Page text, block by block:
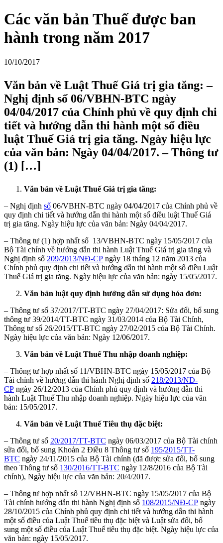
Các văn bản Thuế được ban
hành trong năm 2017
10/10/2017
Văn bản về Luật Thuế Giá trị gia tăng: –
Nghị định số 06/VBHN-BTC ngày
04/04/2017 của Chính phủ về quy định chi
tiết và hướng dẫn thi hành một số điều
luật Thuế Giá trị gia tăng. Ngày hiệu lực
của văn bản: Ngày 04/04/2017. – Thông tư
(1) […]
Văn bản về Luật Thuế Giá trị gia tăng:
– Nghị định số 06/VBHN-BTC ngày 04/04/2017 của Chính phủ về
quy định chi tiết và hướng dẫn thi hành một số điều luật Thuế Giá
trị gia tăng. Ngày hiệu lực của văn bản: Ngày 04/04/2017.
– Thông tư (1) hợp nhất số 13/VBHN-BTC ngày 15/05/2017 của
Bộ Tài chính về hướng dẫn thi hành Luật Thuế Giá trị gia tăng và
Nghị định số 209/2013/NĐ-CP ngày 18 tháng 12 năm 2013 của
Chính phủ quy định chi tiết và hướng dẫn thi hành một số điều Luật
Thuế Giá trị gia tăng. Ngày hiệu lực của văn bản: ngày 15/05/2017.
Văn bản luật quy định hướng dẫn sử dụng hóa đơn:
– Thông tư số 37/2017/TT-BTC ngày 27/04/2017: Sửa đổi, bổ sung
thông tư 39/2014/TT-BTC ngày 31/03/2014 của Bộ Tài Chính,
Thông tư số 26/2015/TT-BTC ngày 27/02/2015 của Bộ Tài Chính.
Ngày hiệu lực của văn bản: Ngày 12/06/2017.
Văn bản về Luật Thuế Thu nhập doanh nghiệp:
– Thông tư hợp nhất số 11/VBHN-BTC ngày 15/05/2017 của Bộ
Tài chính về hướng dẫn thi hành Nghị định số 218/2013/NĐ-
CP ngày 26/12/2013 của Chính phủ quy định và hướng dẫn thi
hành Luật Thuế Thu nhập doanh nghiệp. Ngày hiệu lực của văn
bản: 15/05/2017.
Văn bản về Luật Thuế Tiêu thụ đặc biệt:
– Thông tư số 20/2017/TT-BTC ngày 06/03/2017 của Bộ Tài chính
sửa đổi, bổ sung Khoản 2 Điều 8 Thông tư số 195/2015/TT-
BTC ngày 24/11/2015 của Bộ Tài chính (đã được sửa đổi, bổ sung
theo Thông tư số 130/2016/TT-BTC ngày 12/8/2016 của Bộ Tài
chính), Ngày hiệu lực của văn bản: 20/4/2017.
– Thông tư hợp nhất số 12/VBHN-BTC ngày 15/05/2017 của Bộ
Tài chính hướng dẫn thi hành Nghị định số 108/2015/NĐ-CP ngày
28/10/2015 của Chính phủ quy định chi tiết và hướng dẫn thi hành
một số điều của Luật Thuế tiêu thụ đặc biệt và Luật sửa đổi, bổ
sung một số điều của Luật Thuế tiêu thụ đặc biệt. Ngày hiệu lực của
văn bản: ngày 15/05/2017.